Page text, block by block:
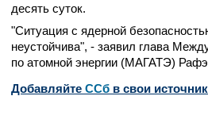
десять суток.
"Ситуация с ядерной
неустойчива", - заявил глава
по атомной энергии (МАГАТЭ)
Добавляйте CСб в свои